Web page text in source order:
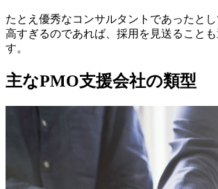
たとえ優秀なコンサルタントであったと
高すぎるのであれば、採用を見送ること
す。
主なPMO支援会社の類型